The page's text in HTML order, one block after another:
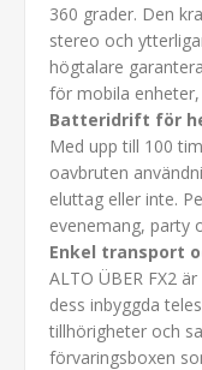
360 grader. Den
stereo och
högtalare
för mobila
Batteridrift för
Med upp till 100
oavbruten
eluttag eller inte.
evenemang, party
Enkel transport
ALTO ÜBER FX2
dess inbyggda
tillhörigheter och
förvaringsboxen